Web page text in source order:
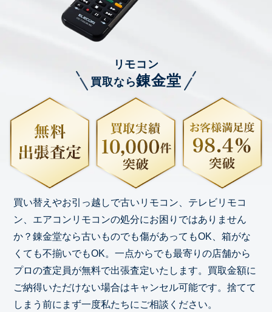
リモコン
買取なら錬金堂
買い替えやお引っ越しで古いリモコン、テレビリモコ
ン、エアコンリモコンの処分にお困りではありません
か？錬金堂なら古いものでも傷があってもOK、箱がな
くても不揃いでもOK。一点からでも最寄りの店舗から
プロの査定員が無料で出張査定いたします。買取金額に
ご納得いただけない場合はキャンセル可能です。捨てて
しまう前にまず一度私たちにご相談ください。